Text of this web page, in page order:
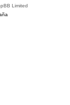
Limited